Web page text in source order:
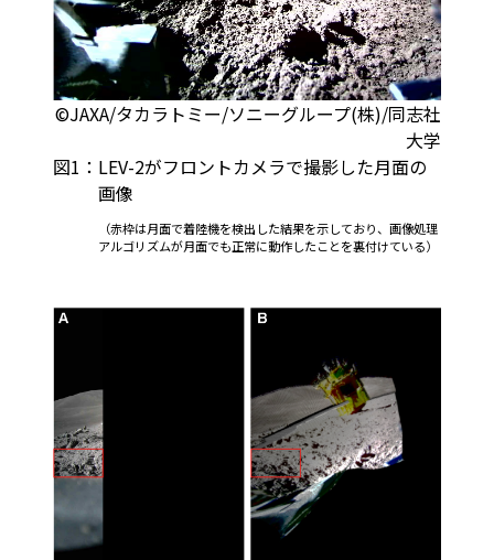
©JAXA/タカラトミー/ソニーグループ(株)/同志社
大学
図1： LEV-2がフロントカメラで撮影した月面の
画像
（赤枠は月面で着陸機を検出した結果を示しており、画像処理
アルゴリズムが月面でも正常に動作したことを裏付けている）